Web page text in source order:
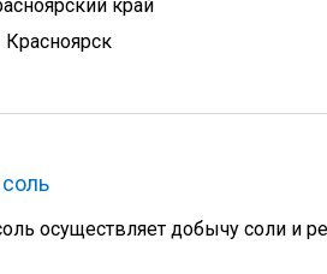
край
Красноярск
осуществляет добычу соли и